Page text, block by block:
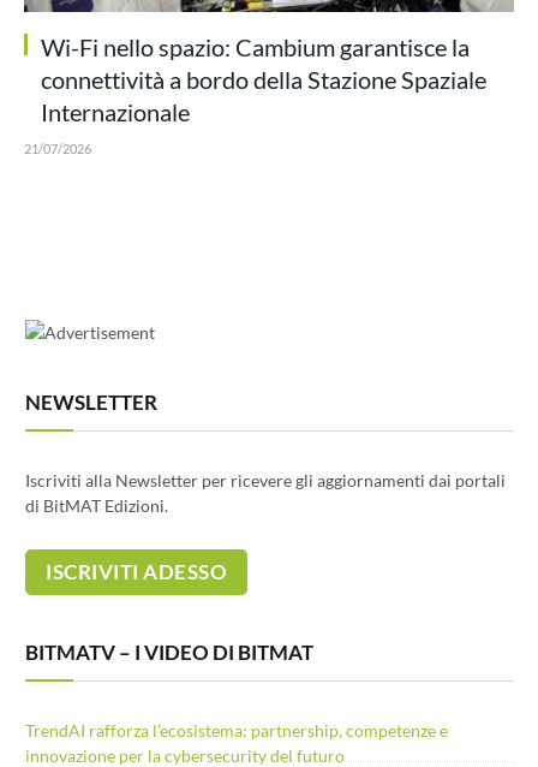
Wi-Fi nello spazio: Cambium garantisce la
connettività a bordo della Stazione Spaziale
Internazionale
21/07/2026
NEWSLETTER
Iscriviti alla Newsletter per ricevere gli aggiornamenti dai portali
di BitMAT Edizioni.
BITMATV – I VIDEO DI BITMAT
TrendAI rafforza l’ecosistema: partnership, competenze e
innovazione per la cybersecurity del futuro